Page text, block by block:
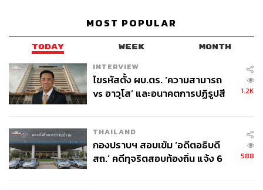
MOST POPULAR
TODAY WEEK MONTH
INTERVIEW
ไขรหัสตั้ง ผบ.ตร. ‘ความสามารถ
vs อาวุโส’ และอนาคตการปฏิรูปสี
1.2K
THAILAND
กองปราบฯ สอบเข้ม ‘อดีตอธิบดี
สถ.’ คดีทุจริตสอบท้องถิ่น แจ้ง 6
588